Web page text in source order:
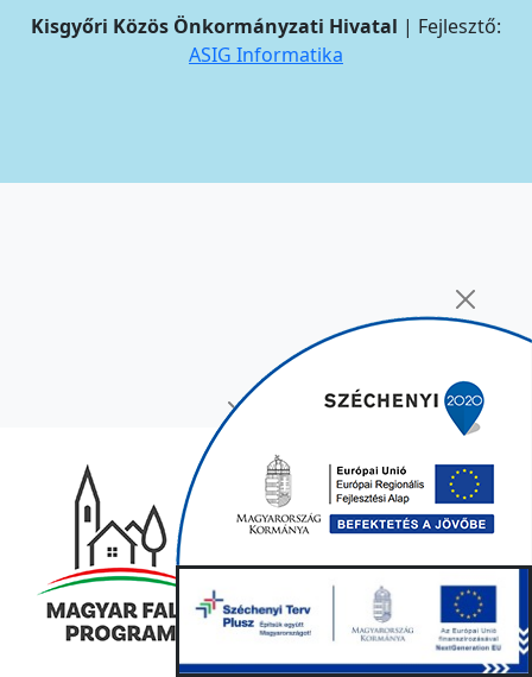
Kisgyőri Közös Önkormányzati Hivatal | Fejlesztő:
ASIG Informatika